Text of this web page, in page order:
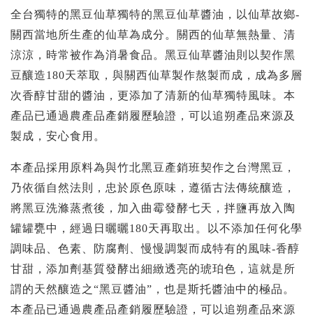
全台獨特的黑豆仙草獨特的黑豆仙草醬油，以仙草故鄉-
關西當地所生產的仙草為成分。關西的仙草無熱量、清
涼涼，時常被作為消暑食品。黑豆仙草醬油則以契作黑
豆釀造180天萃取，與關西仙草製作熬製而成，成為多層
次香醇甘甜的醬油，更添加了清新的仙草獨特風味。本
產品已通過農產品產銷履歷驗證，可以追朔產品來源及
製成，安心食用。
本產品採用原料為與竹北黑豆產銷班契作之台灣黑豆，
乃依循自然法則，忠於原色原味，遵循古法傳統釀造，
將黑豆洗滌蒸煮後，加入曲霉發酵七天，拌鹽再放入陶
罐罐甕中，經過日曬曬180天再取出。以不添加任何化學
調味品、色素、防腐劑、慢慢調製而成特有的風味-香醇
甘甜，添加劑基質發酵出細緻透亮的琥珀色，這就是所
謂的天然釀造之“黑豆醬油”，也是斯托醬油中的極品。
本產品已通過農產品產銷履歷驗證，可以追朔產品來源